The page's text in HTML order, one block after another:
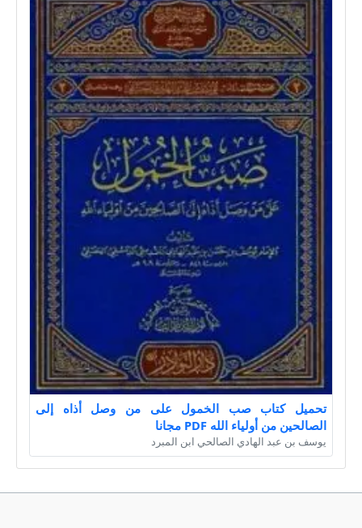
تحميل كتاب صب الخمول على من وصل أذاه إلى
الصالحين من أولياء الله PDF مجانا
يوسف بن عبد الهادي الصالحي ابن المبرد